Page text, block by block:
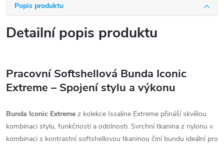
Popis produktu
Detailní popis produktu
Pracovní Softshellová Bunda Iconic
Extreme – Spojení stylu a výkonu
Bunda Iconic Extreme z kolekce Issaline Extreme přináší skvělou
kombinaci stylu, funkčnosti a odolnosti. Svrchní tkanina z nylonu v
kombinaci s kontrastní softshellovou tkaninou činí bundu ideální pro